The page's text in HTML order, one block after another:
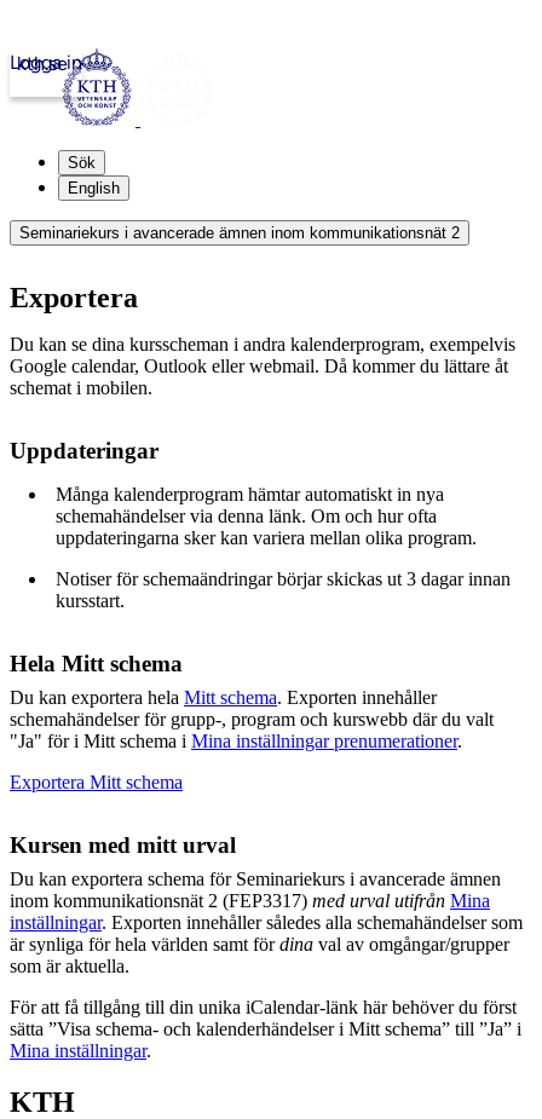
kth.se
Logga in
Sök
English
Seminariekurs i avancerade ämnen inom kommunikationsnät 2
Exportera
Du kan se dina kursscheman i andra kalenderprogram, exempelvis
Google calendar, Outlook eller webmail. Då kommer du lättare åt
schemat i mobilen.
Uppdateringar
Många kalenderprogram hämtar automatiskt in nya
schemahändelser via denna länk. Om och hur ofta
uppdateringarna sker kan variera mellan olika program.
Notiser för schemaändringar börjar skickas ut 3 dagar innan
kursstart.
Hela Mitt schema
Du kan exportera hela Mitt schema. Exporten innehåller
schemahändelser för grupp-, program och kurswebb där du valt
"Ja" för i Mitt schema i Mina inställningar prenumerationer.
Exportera Mitt schema
Kursen med mitt urval
Du kan exportera schema för Seminariekurs i avancerade ämnen
inom kommunikationsnät 2 (FEP3317) med urval utifrån Mina
inställningar. Exporten innehåller således alla schemahändelser som
är synliga för hela världen samt fördina val av omgångar/grupper
som är aktuella.
För att få tillgång till din unika iCalendar-länk här behöver du först
sätta ”Visa schema- och kalenderhändelser i Mitt schema” till ”Ja” i
Mina inställningar.
KTH